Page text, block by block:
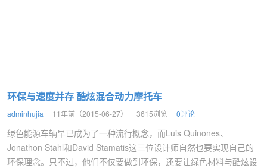
环保与速度并存 酷炫混合动力摩托车
adminhujia 11年前（2015-06-27） 3615浏览 0评论
绿色能源车辆早已成为了一种流行概念，而Luis Quinones、
Jonathon Stahl和David Stamatis这三位设计师自然也要实现自己的
环保理念。只不过，他们不仅要做到环保，还要让绿色材料与酷炫设